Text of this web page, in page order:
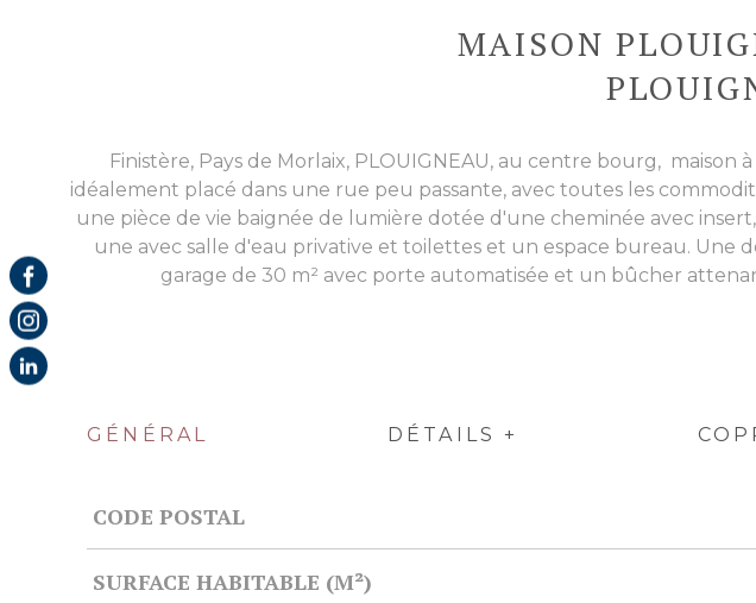
MAISON
Finistère, Pays de Morlaix, PLOUIGNEAU, au centre bourg,
idéalement placé dans une rue peu passante, avec toutes les
une pièce de vie baignée de lumière dotée d'une cheminée avec
une avec salle d'eau privative et toilettes et un espace bureau. Une
garage de 30 m² avec porte automatisée et un bûcher
GÉNÉRAL DÉTAILS +
Caractérisque Valeurs
CODE POSTAL
SURFACE HABITABLE (M²)